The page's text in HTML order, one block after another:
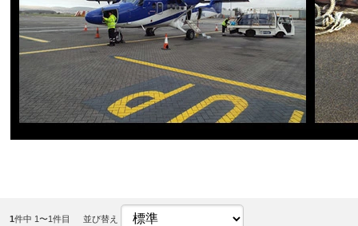
1件中 1〜1件目 並び替え